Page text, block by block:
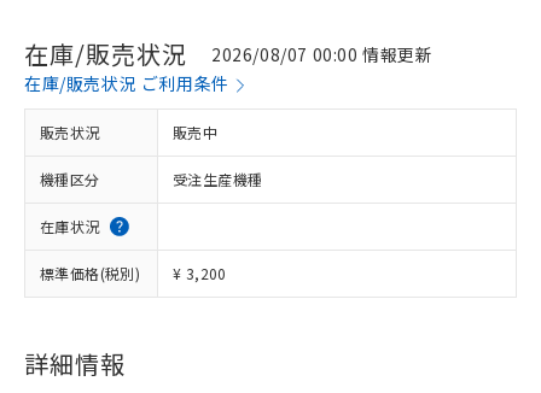
在庫/販売状況
2026/08/07 00:00 情報更新
在庫/販売状況 ご利用条件
販売状況 販売中
機種区分 受注生産機種
在庫状況
標準価格(税別) ¥ 3,200
詳細情報